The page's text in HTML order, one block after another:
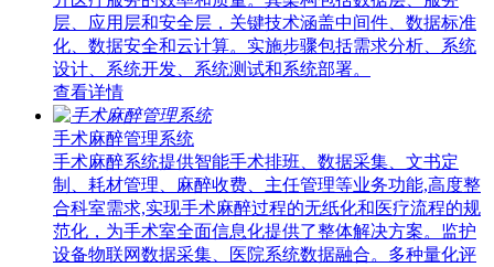
层、应用层和安全层，关键技术涵盖中间件、数据标准
化、数据安全和云计算。实施步骤包括需求分析、系统
设计、系统开发、系统测试和系统部署。
查看详情
手术麻醉管理系统
手术麻醉系统提供智能手术排班、数据采集、文书定
制、耗材管理、麻醉收费、主任管理等业务功能,高度整
合科室需求,实现手术麻醉过程的无纸化和医疗流程的规
范化，为手术室全面信息化提供了整体解决方案。监护
设备物联网数据采集、医院系统数据融合。多种量化评